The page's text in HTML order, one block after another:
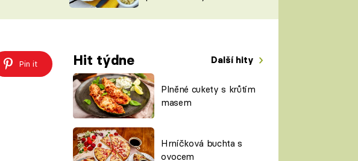
ŠÉFREDAKTORKY
ČASOPIS
Pin it Hit týdne Další hity
Plněné cukety s krůtím
masem
Hrníčková buchta s
ovocem